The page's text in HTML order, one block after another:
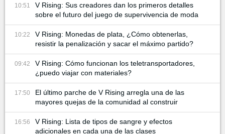
10:51
V Rising: Sus creadores dan los primeros detalles
sobre el futuro del juego de supervivencia de moda
10:22
V Rising: Monedas de plata, ¿Cómo obtenerlas,
resistir la penalización y sacar el máximo partido?
09:42
V Rising: Cómo funcionan los teletransportadores,
¿puedo viajar con materiales?
17:50
El último parche de V Rising arregla una de las
mayores quejas de la comunidad al construir
16:56
V Rising: Lista de tipos de sangre y efectos
adicionales en cada una de las clases